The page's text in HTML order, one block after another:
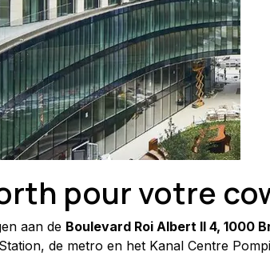
pour votre
aan de Boulevard Roi Albert II 4, 1000
de metro en het Kanal Centre